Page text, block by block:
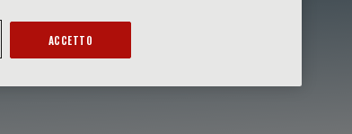
ACCETTO